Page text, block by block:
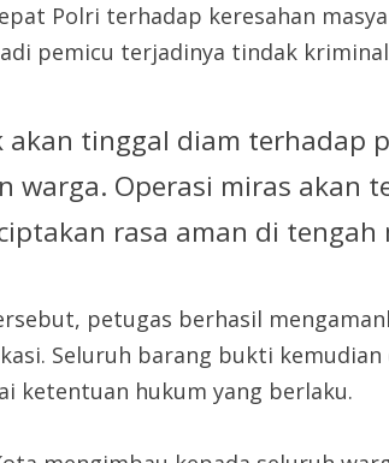
Polri terhadap keresahan
pemicu terjadinya tindak
akan tinggal diam terhadap
warga. Operasi miras akan
rasa aman di tengah
petugas berhasil
Seluruh barang bukti
ketentuan hukum yang berlaku.